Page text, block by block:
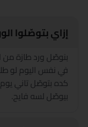
إزاي بتوصّلوا
بنوصّل ورد طازة
كده بتوصّل تاني
بيوصّل لسه فايح.
شرم الشيخ
شبين الكوم
سوهاج